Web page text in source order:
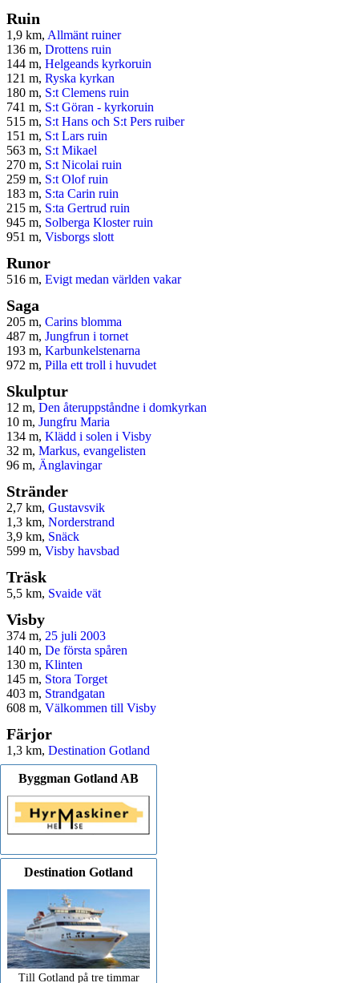
Ruin
1,9 km, Allmänt ruiner
136 m, Drottens ruin
144 m, Helgeands kyrkoruin
121 m, Ryska kyrkan
180 m, S:t Clemens ruin
741 m, S:t Göran - kyrkoruin
515 m, S:t Hans och S:t Pers ruiber
151 m, S:t Lars ruin
563 m, S:t Mikael
270 m, S:t Nicolai ruin
259 m, S:t Olof ruin
183 m, S:ta Carin ruin
215 m, S:ta Gertrud ruin
945 m, Solberga Kloster ruin
951 m, Visborgs slott
Runor
516 m, Evigt medan världen vakar
Saga
205 m, Carins blomma
487 m, Jungfrun i tornet
193 m, Karbunkelstenarna
972 m, Pilla ett troll i huvudet
Skulptur
12 m, Den återuppståndne i domkyrkan
10 m, Jungfru Maria
134 m, Klädd i solen i Visby
32 m, Markus, evangelisten
96 m, Änglavingar
Stränder
2,7 km, Gustavsvik
1,3 km, Norderstrand
3,9 km, Snäck
599 m, Visby havsbad
Träsk
5,5 km, Svaide vät
Visby
374 m, 25 juli 2003
140 m, De första spåren
130 m, Klinten
145 m, Stora Torget
403 m, Strandgatan
608 m, Välkommen till Visby
Färjor
1,3 km, Destination Gotland
Byggman Gotland AB
Destination Gotland
Till Gotland på tre timmar